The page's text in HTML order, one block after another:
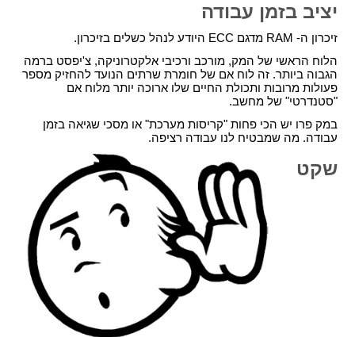
יציב בזמן עבודה
זיכרון ה- RAM מדגם ECC היודע לנהל כשלים בזיכרון.
הלוח הראשי של המק, מורכב ורכיבי אלקטרוניקה, צ'יפסט ברמה
הגבוה ביותר. זה לוח אם של חומרת שרתים הנועד להחזיק מספר
פעולות מרובות ותכולת החיים שלו ארוכה יותר מלוח אם
"סטנדרטי" של מחשב.
במק פרו יש הכי פחות "קריסות מערכת" או מסכי שגיאה בזמן
עבודה. מה שמבטיח לנו עבודה רציפה.
שקט